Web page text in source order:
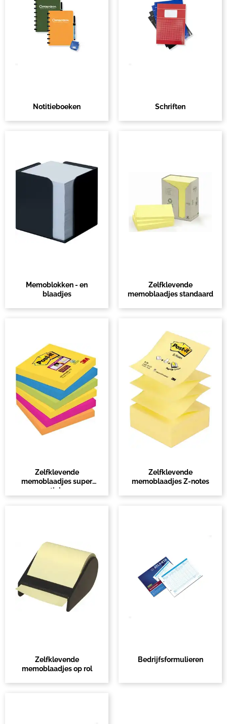
Notitieboeken Schriften
Memoblokken - en
blaadjes
Zelfklevende
memoblaadjes standaard
Zelfklevende
memoblaadjes super
sticky
Zelfklevende
memoblaadjes Z-notes
Zelfklevende
memoblaadjes op rol
Bedrijfsformulieren